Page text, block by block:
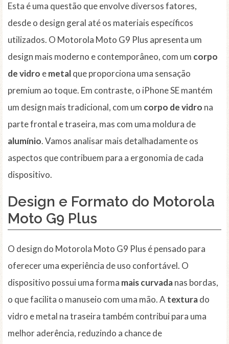
Esta é uma questão que envolve diversos fatores,
desde o design geral até os materiais específicos
utilizados. O Motorola Moto G9 Plus apresenta um
design mais moderno e contemporâneo, com um corpo
de vidro emetalque proporciona uma sensação
premium ao toque. Em contraste, o iPhone SE mantém
um design mais tradicional, com um corpo de vidro na
parte frontal e traseira, mas com uma moldura de
alumínio. Vamos analisar mais detalhadamente os
aspectos que contribuem para a ergonomia de cada
dispositivo.
Design e Formato do Motorola
Moto G9 Plus
O design do Motorola Moto G9 Plus é pensado para
oferecer uma experiência de uso confortável. O
dispositivo possui uma forma mais curvadanas bordas,
o que facilita o manuseio com uma mão. A texturado
vidro e metal na traseira também contribui para uma
melhor aderência, reduzindo a chance de